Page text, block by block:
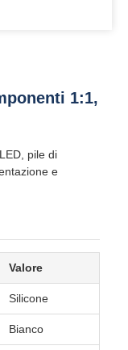
1:1,
pile di
e
Valore
Silicone
Bianco